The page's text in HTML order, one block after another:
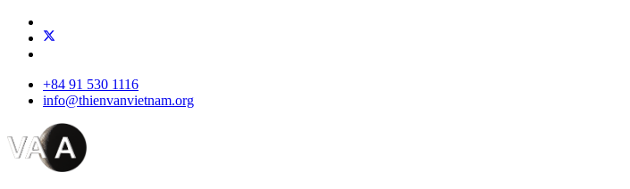
+84 91 530 1116
info@thienvanvietnam.org